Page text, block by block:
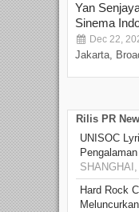
Yan
Sinema
Dec 22,
Jakarta,
Rilis PR
UNISOC
Hard Rock